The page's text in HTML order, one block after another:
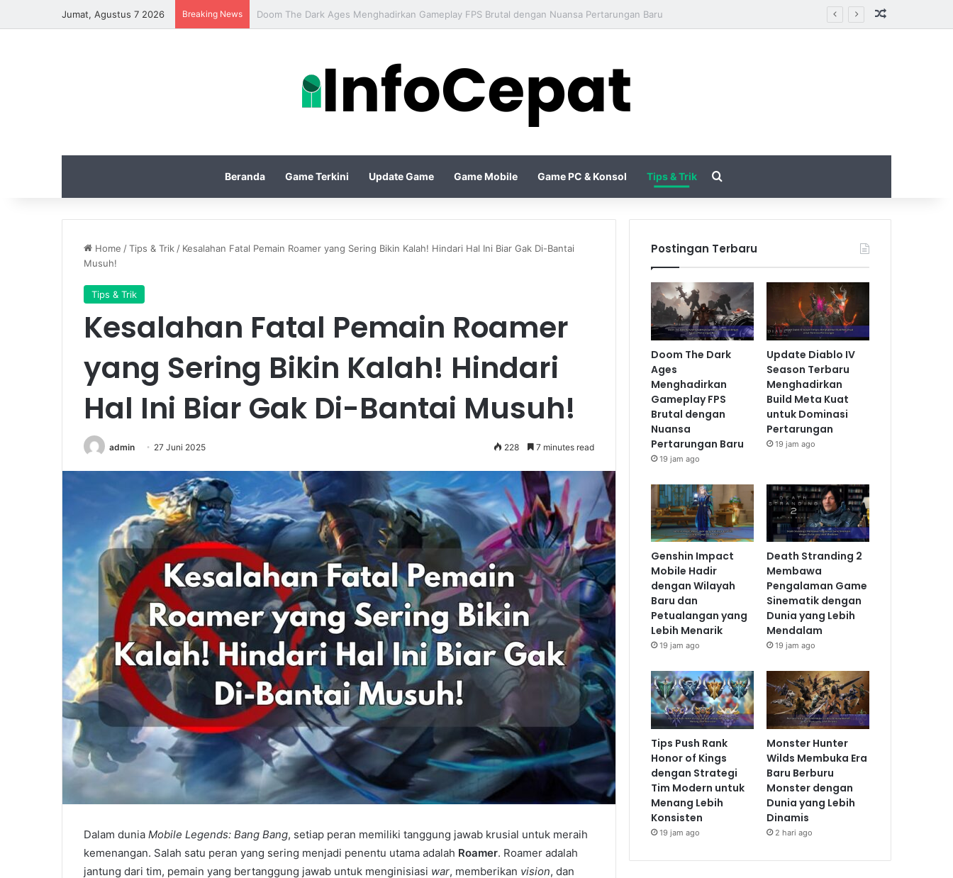
Jumat, Agustus 7 2026 Breaking News Update Diablo IV Season Terbaru Menghadirkan Build Meta Kuat untuk Dominasi Pertarungan
Beranda Game Terkini Update Game Game Mobile Game PC & Konsol Tips & Trik
Home /Tips & Trik / Kesalahan Fatal Pemain Roamer yang Sering Bikin Kalah! Hindari Hal Ini Biar Gak Di-Bantai
Musuh!
Tips & Trik
Kesalahan Fatal Pemain Roamer
yang Sering Bikin Kalah! Hindari
Hal Ini Biar Gak Di-Bantai Musuh!
admin 27 Juni 2025 228 7 minutes read
Dalam dunia Mobile Legends: Bang Bang, setiap peran memiliki tanggung jawab krusial untuk meraih
kemenangan. Salah satu peran yang sering menjadi penentu utama adalah Roamer. Roamer adalah
jantung dari tim, pemain yang bertanggung jawab untuk menginisiasi war, memberikan vision, dan
Postingan Terbaru
Doom The Dark
Ages
Menghadirkan
Gameplay FPS
Brutal dengan
Nuansa
Pertarungan Baru
19 jam ago
Update Diablo IV
Season Terbaru
Menghadirkan
Build Meta Kuat
untuk Dominasi
Pertarungan
19 jam ago
Genshin Impact
Mobile Hadir
dengan Wilayah
Baru dan
Petualangan yang
Lebih Menarik
19 jam ago
Death Stranding 2
Membawa
Pengalaman Game
Sinematik dengan
Dunia yang Lebih
Mendalam
19 jam ago
Tips Push Rank
Honor of Kings
dengan Strategi
Tim Modern untuk
Menang Lebih
Konsisten
19 jam ago
Monster Hunter
Wilds Membuka Era
Baru Berburu
Monster dengan
Dunia yang Lebih
Dinamis
2 hari ago